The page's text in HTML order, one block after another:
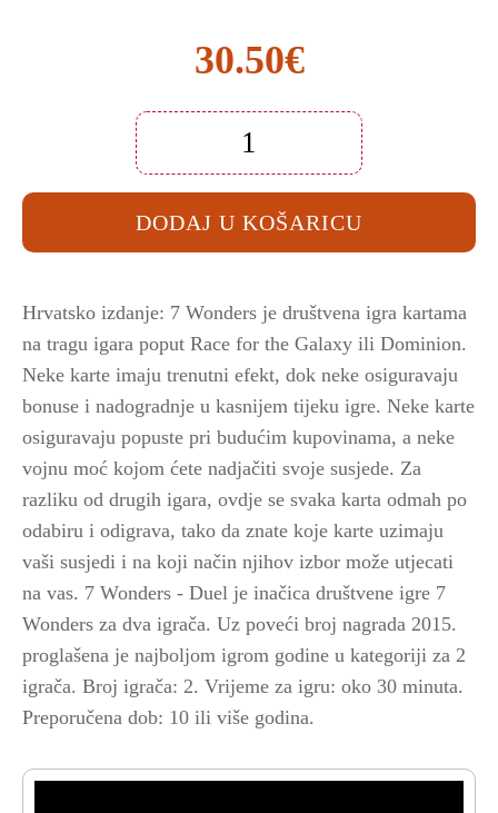
30.50€
igra
RP
Wonders
(HR)
DODAJ U KOŠARICU
Hrvatsko izdanje: 7 Wonders je društvena igra kartama
na tragu igara poput Race for the Galaxy ili Dominion.
Neke karte imaju trenutni efekt, dok neke osiguravaju
bonuse i nadogradnje u kasnijem tijeku igre. Neke karte
osiguravaju popuste pri budućim kupovinama, a neke
vojnu moć kojom ćete nadjačiti svoje susjede. Za
razliku od drugih igara, ovdje se svaka karta odmah po
odabiru i odigrava, tako da znate koje karte uzimaju
vaši susjedi i na koji način njihov izbor može utjecati
na vas. 7 Wonders - Duel je inačica društvene igre 7
Wonders za dva igrača. Uz poveći broj nagrada 2015.
proglašena je najboljom igrom godine u kategoriji za 2
igrača. Broj igrača: 2. Vrijeme za igru: oko 30 minuta.
Preporučena dob: 10 ili više godina.